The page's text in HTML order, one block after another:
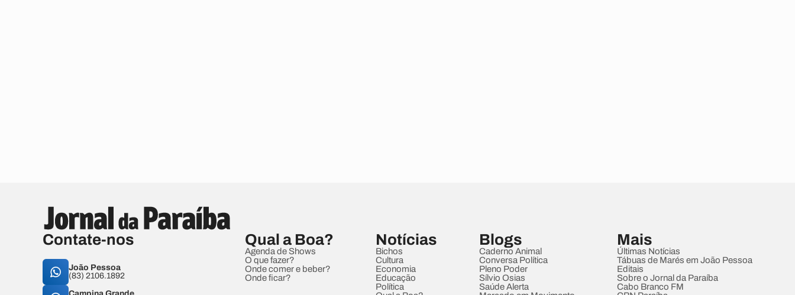
Contate-nos
João Pessoa
(83) 2106.1892
Qual a Boa?
Agenda de Shows
O que fazer?
Onde comer e beber?
Onde ficar?
Notícias
Bichos
Cultura
Economia
Educação
Política
Blogs
Caderno Animal
Conversa Política
Pleno Poder
Sílvio Osias
Saúde Alerta
Mais
Últimas Notícias
Tábuas de Marés em João Pessoa
Editais
Sobre o Jornal da Paraíba
Cabo Branco FM